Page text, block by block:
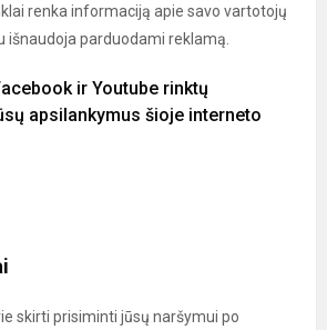
renka informaciją apie savo vartotojų
išnaudoja parduodami reklamą.
ir Youtube rinktų
apsilankymus šioje interneto
skirti prisiminti jūsų naršymui po